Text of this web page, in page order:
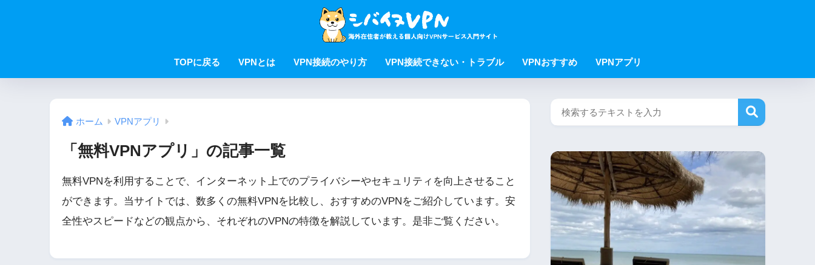
TOPに戻る VPNとは VPN接続のやり方 VPN接続できない・トラブル VPNおすすめ VPNアプリ
ホーム VPNアプリ
「無料VPNアプリ」の記事一覧
無料VPNを利用することで、インターネット上でのプライバシーやセキュリティを向上させること
ができます。当サイトでは、数多くの無料VPNを比較し、おすすめのVPNをご紹介しています。安
全性やスピードなどの観点から、それぞれのVPNの特徴を解説しています。是非ご覧ください。